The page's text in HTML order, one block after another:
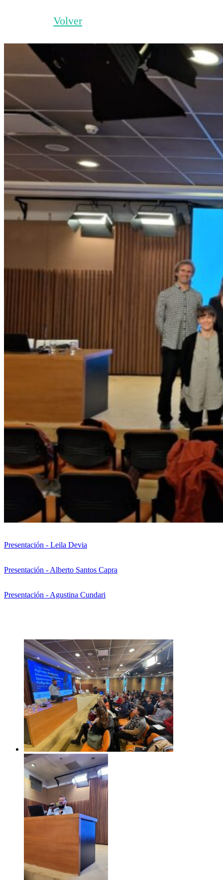
Volver
Presentación - Leila Devia
Presentación - Alberto Santos Capra
Presentación - Agustina Cundari